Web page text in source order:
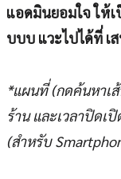
แอดมินยอมใจ ให้เ
บบบ แวะไปได้ที่ เ
*แผนที่ (กดค้นหาเ
ร้าน และเวลาปิดเ
(สำหรับ